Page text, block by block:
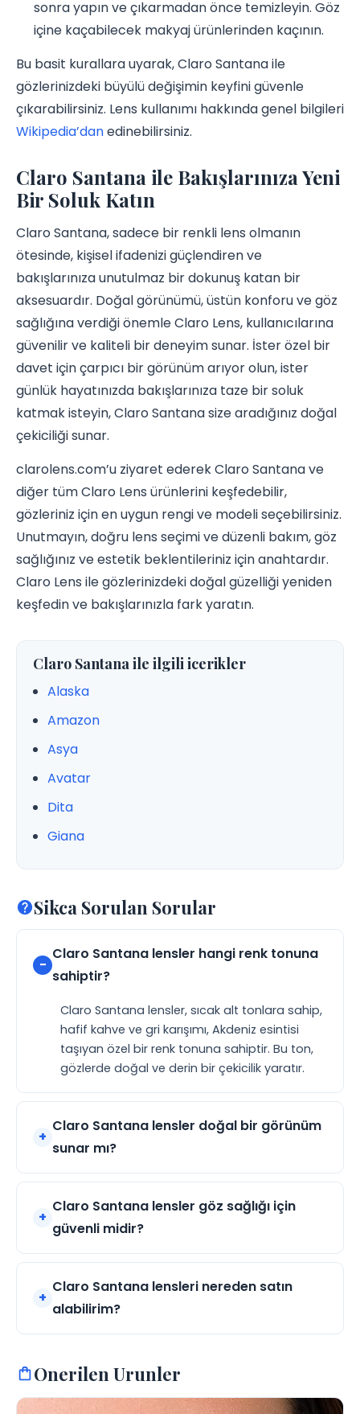
sonra yapın ve çıkarmadan önce temizleyin. Göz
içine kaçabilecek makyaj ürünlerinden kaçının.
Bu basit kurallara uyarak, Claro Santana ile
gözlerinizdeki büyülü değişimin keyfini güvenle
çıkarabilirsiniz. Lens kullanımı hakkında genel bilgileri
Wikipedia’danedinebilirsiniz.
Claro Santana ile Bakışlarınıza Yeni
Bir Soluk Katın
Claro Santana, sadece bir renkli lens olmanın
ötesinde, kişisel ifadenizi güçlendiren ve
bakışlarınıza unutulmaz bir dokunuş katan bir
aksesuardır. Doğal görünümü, üstün konforu ve göz
sağlığına verdiği önemle Claro Lens, kullanıcılarına
güvenilir ve kaliteli bir deneyim sunar. İster özel bir
davet için çarpıcı bir görünüm arıyor olun, ister
günlük hayatınızda bakışlarınıza taze bir soluk
katmak isteyin, Claro Santana size aradığınız doğal
çekiciliği sunar.
clarolens.com’u ziyaret ederek Claro Santana ve
diğer tüm Claro Lens ürünlerini keşfedebilir,
gözleriniz için en uygun rengi ve modeli seçebilirsiniz.
Unutmayın, doğru lens seçimi ve düzenli bakım, göz
sağlığınız ve estetik beklentileriniz için anahtardır.
Claro Lens ile gözlerinizdeki doğal güzelliği yeniden
keşfedin ve bakışlarınızla fark yaratın.
Claro Santana ile ilgili icerikler
Alaska
Amazon
Asya
Avatar
Dita
Giana
Sikca Sorulan Sorular
Claro Santana lensler hangi renk tonuna
sahiptir?
Claro Santana lensler, sıcak alt tonlara sahip,
hafif kahve ve gri karışımı, Akdeniz esintisi
taşıyan özel bir renk tonuna sahiptir. Bu ton,
gözlerde doğal ve derin bir çekicilik yaratır.
Claro Santana lensler doğal bir görünüm
sunar mı?
Claro Santana lensler göz sağlığı için
güvenli midir?
Claro Santana lensleri nereden satın
alabilirim?
Onerilen Urunler